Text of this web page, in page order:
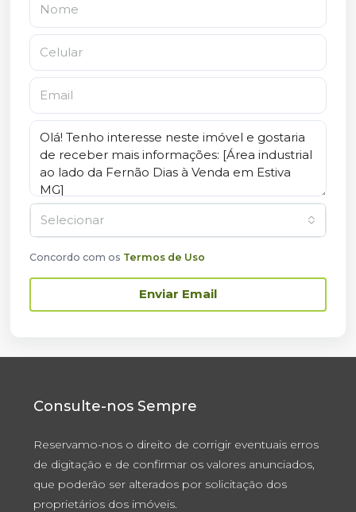
Selecionar
Concordo com os Termos de Uso
Enviar Email
Consulte-nos Sempre
Reservamo-nos o direito de corrigir eventuais erros
de digitação e de confirmar os valores anunciados,
que poderão ser alterados por solicitação dos
proprietários dos imóveis.